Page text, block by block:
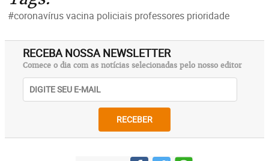
#coronavírus vacina policiais professores prioridade
RECEBA NOSSA NEWSLETTER
Comece o dia com as notícias selecionadas pelo nosso editor
RECEBER